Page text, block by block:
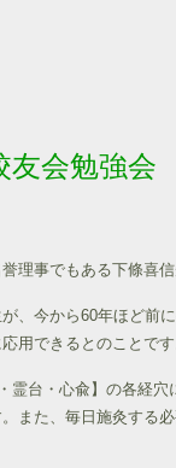
友会勉強会
理事でもある下條喜
、今から60年ほど前
用できるとのことです
霊台・心兪】の各経
また、毎日施灸する